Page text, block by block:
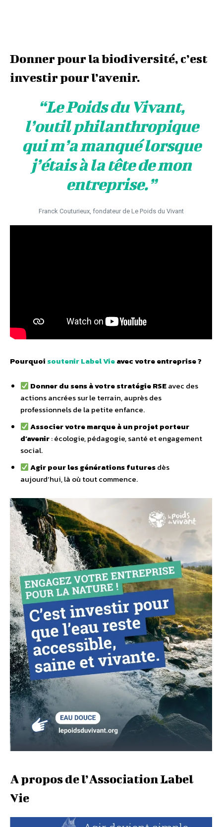
Donner pour la biodiversité, c’est
investir pour l’avenir.
“Le Poids du Vivant,
l’outil philanthropique
qui m’a manqué lorsque
j’étais à la tête de mon
entreprise.”
Franck Couturieux, fondateur de Le Poids du Vivant
Pourquoi soutenir Label Vieavec votre entreprise ?
Donner du sens à votre stratégie RSEavec des
actions ancrées sur le terrain, auprès des
professionnels de la petite enfance.
Associer votre marque à un projet porteur
d’avenir: écologie, pédagogie, santé et engagement
social.
Agir pour les générations futuresdès
aujourd’hui, là où tout commence.
A propos de l’Association Label
Vie